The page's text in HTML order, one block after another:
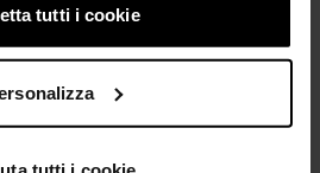
tutti i cookie
38,45 €54,95 €
Saldi estivi
% %
Giacca Ascent 3L